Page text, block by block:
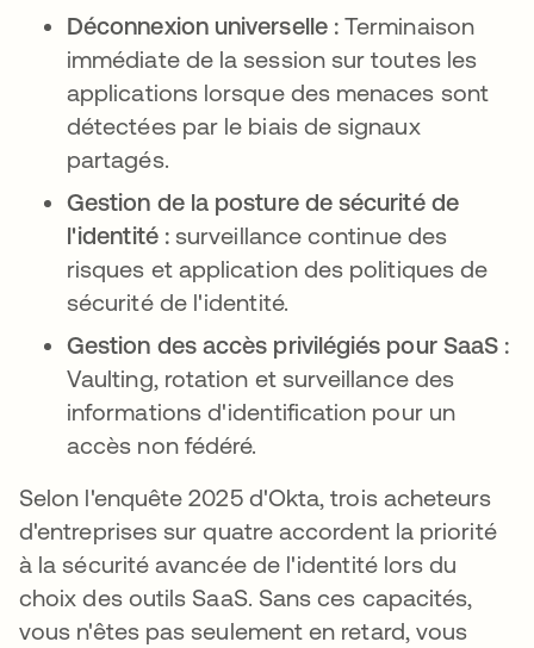
Déconnexion universelle : Terminaison
immédiate de la session sur toutes les
applications lorsque des menaces sont
détectées par le biais de signaux
partagés.
Gestion de la posture de sécurité de
l'identité :surveillance continue des
risques et application des politiques de
sécurité de l'identité.
Gestion des accès privilégiés pour SaaS :
Vaulting, rotation et surveillance des
informations d'identification pour un
accès non fédéré.
Selon l'enquête 2025 d'Okta, trois acheteurs
d'entreprises sur quatre accordent la priorité
à la sécurité avancée de l'identité lors du
choix des outils SaaS. Sans ces capacités,
vous n'êtes pas seulement en retard, vous